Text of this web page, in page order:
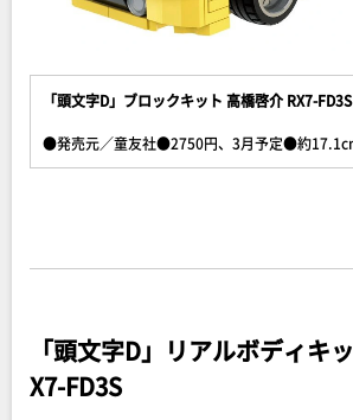
「頭文字D」ブロックキット 高橋啓介 RX7-FD3S
●発売元／童友社●2750円、3月予定●約
「頭文字D」リアルボディキ
X7-FD3S